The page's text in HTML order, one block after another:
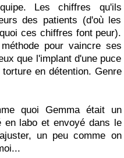
Les chiffres qu'ils
des patients (d'où les
ces chiffres font peur).
pour vaincre ses
que l'implant d'une puce
en détention. Genre
quoi Gemma était un
en labo et envoyé dans le
un peu comme on